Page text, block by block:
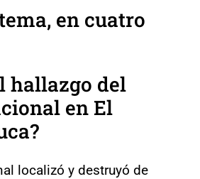
en cuatro
hallazgo del
en El
localizó y destruyó de